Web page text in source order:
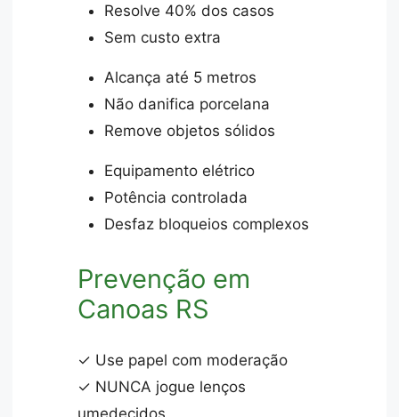
Resolve 40% dos casos
Sem custo extra
Alcança até 5 metros
Não danifica porcelana
Remove objetos sólidos
Equipamento elétrico
Potência controlada
Desfaz bloqueios complexos
Prevenção em
Canoas RS
✓ Use papel com moderação
✓ NUNCA jogue lenços